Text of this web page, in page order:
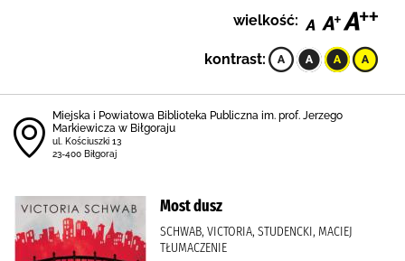
wielkość:
kontrast:
Miejska i Powiatowa Biblioteka Publiczna im. prof. Jerzego
Markiewicza w Biłgoraju
ul. Kościuszki 13
23-400 Biłgoraj
Most dusz
SCHWAB, VICTORIA, STUDENCKI, MACIEJ
TŁUMACZENIE